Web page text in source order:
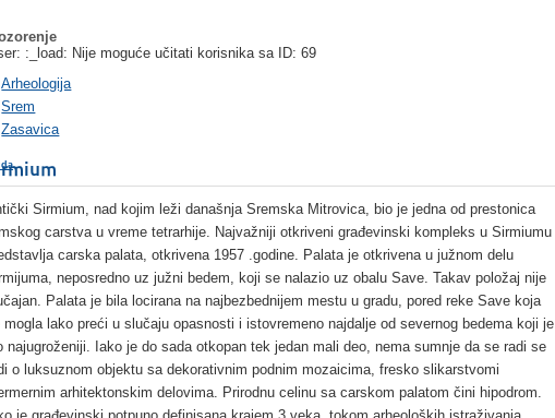
:_load: Nije moguće učitati korisnika sa ID: 69
Arheologija
Srem
Zasavica
Sirmium, nad kojim leži današnja Sremska Mitrovica, bio je jedna od prestonica
carstva u vreme tetrarhije. Najvažniji otkriveni građevinski kompleks u Sirmiumu
carska palata, otkrivena 1957 .godine. Palata je otkrivena u južnom delu
neposredno uz južni bedem, koji se nalazio uz obalu Save. Takav položaj nije
Palata je bila locirana na najbezbednijem mestu u gradu, pored reke Save koja
mogla lako preći u slučaju opasnosti i istovremeno najdalje od severnog bedema koji je
najugroženiji. Iako je do sada otkopan tek jedan mali deo, nema sumnje da se radi se
o luksuznom objektu sa dekorativnim podnim mozaicima, fresko slikarstvomi
arhitektonskim delovima. Prirodnu celinu sa carskom palatom čini hipodrom.